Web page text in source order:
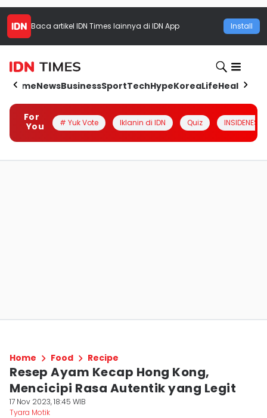
Baca artikel IDN Times lainnya di IDN App Install
HomeNewsBusinessSportTechHypeKoreaLifeHealth
For
You
# Yuk Vote Iklanin di IDN Quiz INSIDENESIA
Home Food Recipe
Resep Ayam Kecap Hong Kong,
Mencicipi Rasa Autentik yang Legit
17 Nov 2023, 18:45 WIB
Tyara Motik